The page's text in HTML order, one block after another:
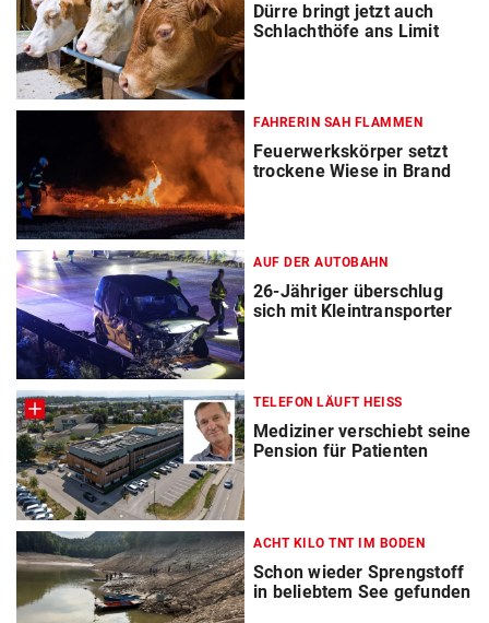
Dürre bringt jetzt auch
Schlachthöfe ans Limit
FAHRERIN SAH FLAMMEN
Feuerwerkskörper setzt
trockene Wiese in Brand
AUF DER AUTOBAHN
26-Jähriger überschlug
sich mit Kleintransporter
TELEFON LÄUFT HEISS
Mediziner verschiebt seine
Pension für Patienten
ACHT KILO TNT IM BODEN
Schon wieder Sprengstoff
in beliebtem See gefunden